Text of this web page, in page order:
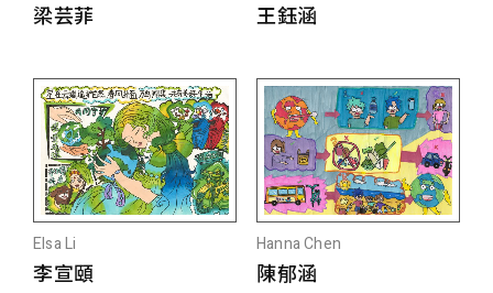
梁芸菲 王鈺涵
Elsa Li
李宣頤
Hanna Chen
陳郁涵